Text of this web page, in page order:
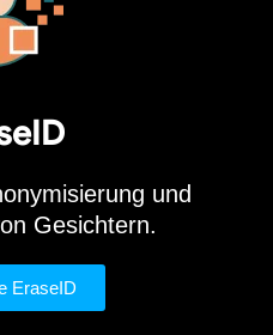
und
Gesichtern.
EraseID